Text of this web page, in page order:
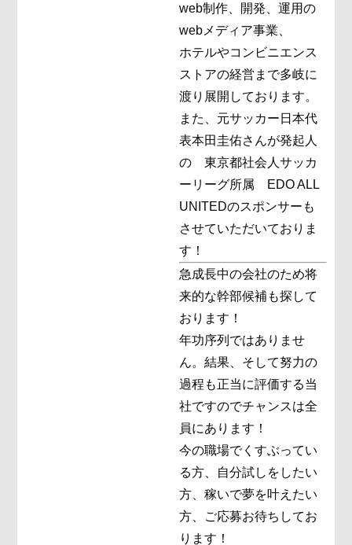
web制作、開発、運用の
webメディア事業、
ホテルやコンビニエンス
ストアの経営まで多岐に
渡り展開しております。
また、元サッカー日本代
表本田圭佑さんが発起人
の 東京都社会人サッカ
ーリーグ所属 EDO ALL
UNITEDのスポンサーも
させていただいておりま
す！
急成長中の会社のため将
来的な幹部候補も探して
おります！
年功序列ではありませ
ん。結果、そして努力の
過程も正当に評価する当
社ですのでチャンスは全
員にあります！
今の職場でくすぶってい
る方、自分試しをしたい
方、稼いで夢を叶えたい
方、ご応募お待ちしてお
ります！